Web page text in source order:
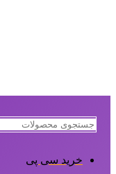
خرید سی پی